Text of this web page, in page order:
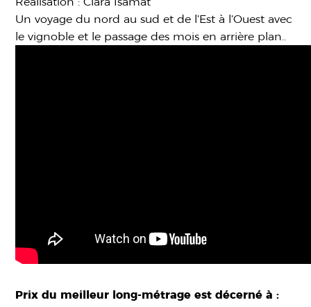
Un voyage du nord au sud et de l’Est à l’Ouest avec
le vignoble et le passage des mois en arrière plan..
Prix du meilleur long-métrage est décerné à :